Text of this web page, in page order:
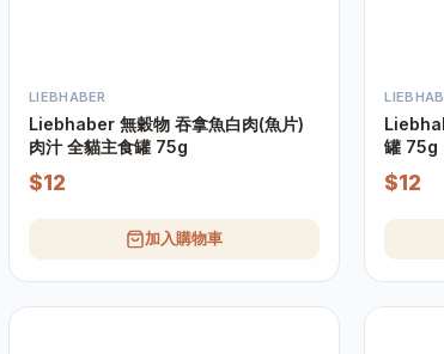
LIEBHABER
Liebhaber 無穀物 吞拿魚白肉(魚片)
肉汁 全貓主食罐 75g
$12
加入購物車
罐 75g
$12